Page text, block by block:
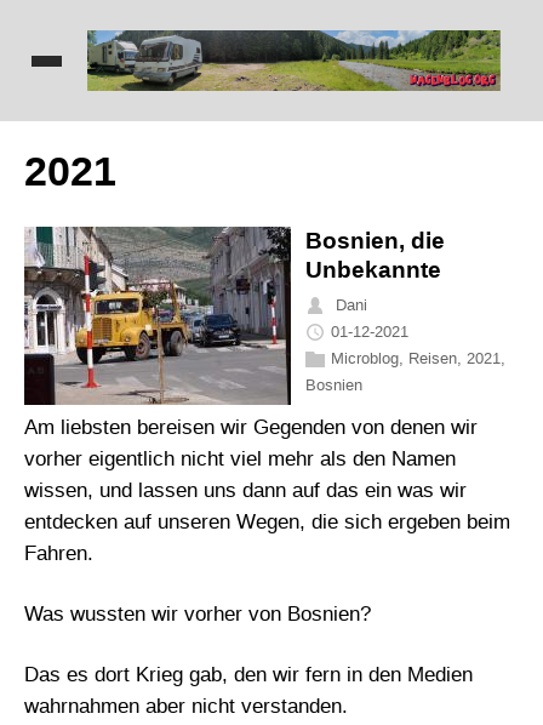
2021
Bosnien, die
Unbekannte
Dani
01-12-2021
Microblog, Reisen, 2021,
Bosnien
Am liebsten bereisen wir Gegenden von denen wir
vorher eigentlich nicht viel mehr als den Namen
wissen, und lassen uns dann auf das ein was wir
entdecken auf unseren Wegen, die sich ergeben beim
Fahren.
Was wussten wir vorher von Bosnien?
Das es dort Krieg gab, den wir fern in den Medien
wahrnahmen aber nicht verstanden.